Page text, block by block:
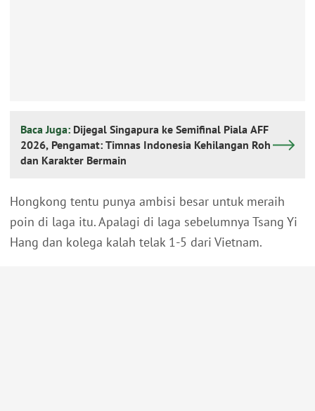
Baca Juga: Dijegal Singapura ke Semifinal Piala AFF
2026, Pengamat: Timnas Indonesia Kehilangan Roh
dan Karakter Bermain
Hongkong tentu punya ambisi besar untuk meraih
poin di laga itu. Apalagi di laga sebelumnya Tsang Yi
Hang dan kolega kalah telak 1-5 dari Vietnam.